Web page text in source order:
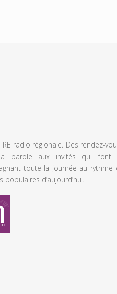
radio régionale. Des rendez-
parole aux invités qui font
toute la journée au rythme
populaires d’aujourd’hui.